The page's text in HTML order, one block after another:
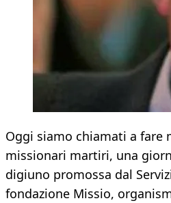
Oggi siamo chiamati a fare
missionari martiri, una
digiuno promossa dal
fondazione Missio,